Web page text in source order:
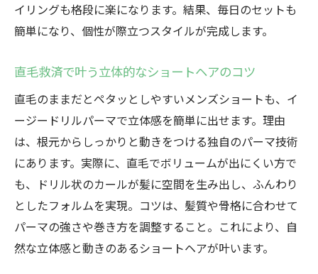
イリングも格段に楽になります。結果、毎日のセットも
簡単になり、個性が際立つスタイルが完成します。
直毛救済で叶う立体的なショートヘアのコツ
直毛のままだとペタッとしやすいメンズショートも、イ
ージードリルパーマで立体感を簡単に出せます。理由
は、根元からしっかりと動きをつける独自のパーマ技術
にあります。実際に、直毛でボリュームが出にくい方で
も、ドリル状のカールが髪に空間を生み出し、ふんわり
としたフォルムを実現。コツは、髪質や骨格に合わせて
パーマの強さや巻き方を調整すること。これにより、自
然な立体感と動きのあるショートヘアが叶います。